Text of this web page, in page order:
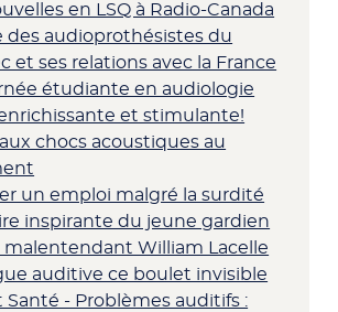
en LSQ à Radio-Canada
des audioprothésistes du
et ses relations avec la France
étudiante en audiologie
et stimulante!
chocs acoustiques au
un emploi malgré la surdité
inspirante du jeune gardien
William Lacelle
auditive ce boulet invisible
Santé - Problèmes auditifs :